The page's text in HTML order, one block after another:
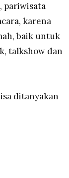
pariwisata
karena
baik untuk
talkshow dan
ditanyakan